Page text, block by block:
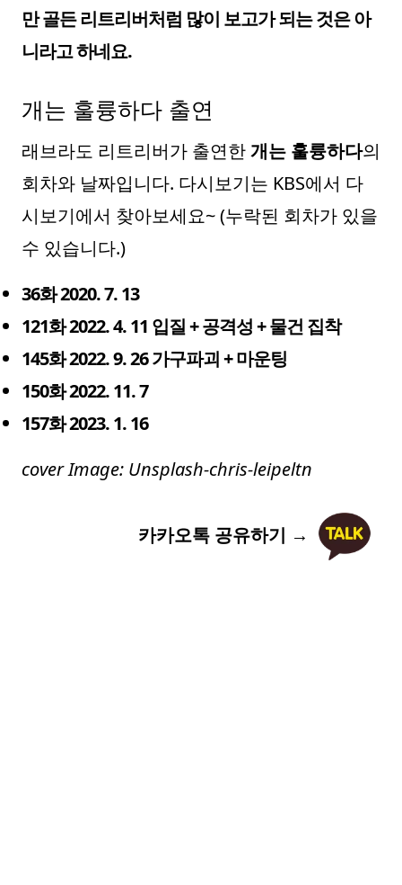
만 골든 리트리버처럼 많이 보고가 되는 것은 아
니라고 하네요.
개는 훌륭하다 출연
래브라도 리트리버가 출연한개는 훌륭하다의
회차와 날짜입니다. 다시보기는 KBS에서 다
시보기에서 찾아보세요~ (누락된 회차가 있을
수 있습니다.)
36화 2020. 7. 13
121화 2022. 4. 11 입질 + 공격성 + 물건 집착
145화 2022. 9. 26 가구파괴 + 마운팅
150화 2022. 11. 7
157화 2023. 1. 16
cover Image: Unsplash-chris-leipeltn
카카오톡 공유하기 →